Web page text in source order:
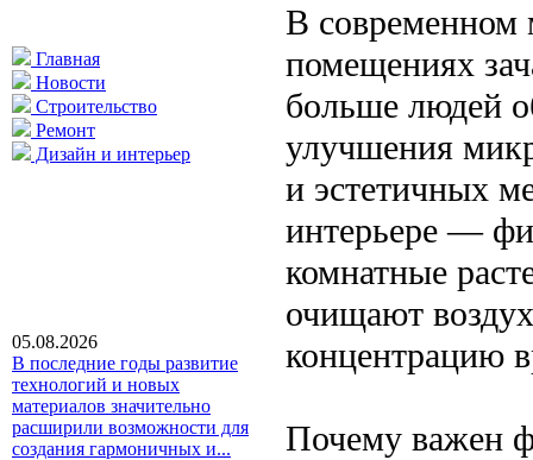
Главная
Новости
Строительство
Ремонт
Дизайн и интерьер
05.08.2026
В последние годы развитие
технологий и новых
материалов значительно
расширили возможности для
создания гармоничных и...
В современном
помещениях
больше людей
улучшения
и эстетичных
интерьере —
комнатные
очищают
концентрацию
Почему важен